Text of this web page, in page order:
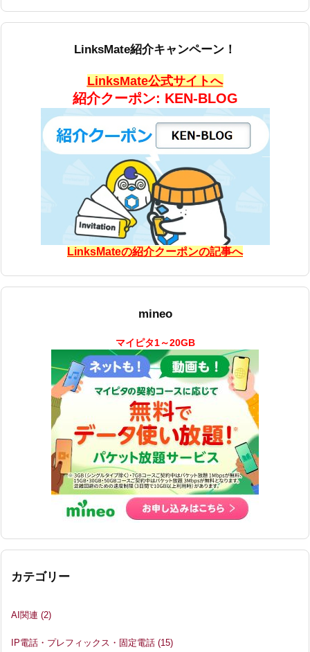
LinksMate紹介キャンペーン！
LinksMate公式サイトへ
紹介クーポン: KEN-BLOG
LinksMateの紹介クーポンの記事へ
mineo
マイピタ1～20GB
カテゴリー
AI関連 (2)
IP電話・プレフィックス・固定電話 (15)